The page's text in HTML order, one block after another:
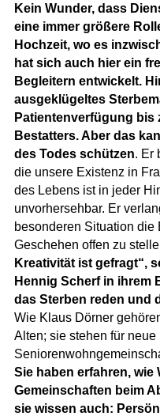
Kein Wunder, dass
eine immer größere
Hochzeit, wo es
hat sich auch hier ein
Begleitern entwickelt.
ausgeklügeltes
Patientenverfügung bis
Bestatters. Aber das
des Todes schützen. Er
die unsere Existenz in
des Lebens ist in jeder
unvorhersehbar. Er
besonderen Situation die
Geschehen offen zu
Kreativität ist gefragt“,
Hennig Scherf in ihrem
das Sterben reden und
Wie Klaus Dörner
Alten; sie stehen für
Sie haben erfahren, wie
Gemeinschaften beim
sie wissen auch: